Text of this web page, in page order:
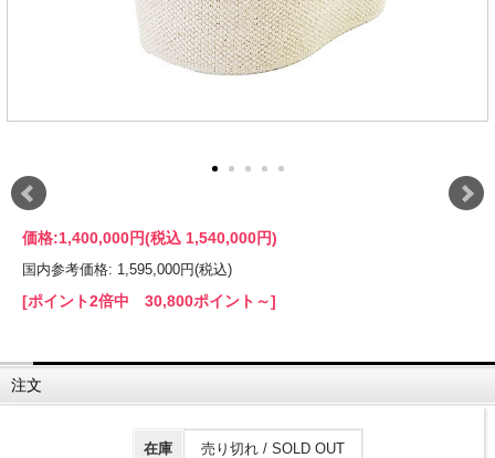
価格:1,400,000円(税込 1,540,000円)
国内参考価格: 1,595,000円(税込)
[ポイント2倍中 30,800ポイント～]
注文
在庫 売り切れ / SOLD OUT